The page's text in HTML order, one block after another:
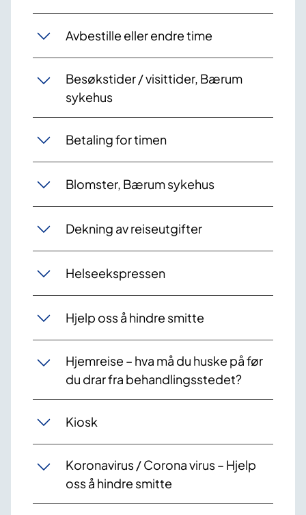
Avbestille eller endre time
Besøkstider / visittider, Bærum
sykehus
Betaling for timen
Blomster, Bærum sykehus
Dekning av reiseutgifter
Helseekspressen
Hjelp oss å hindre smitte
Hjemreise – hva må du huske på før
du drar fra behandlingsstedet?
Kiosk
Koronavirus / Corona virus – Hjelp
oss å hindre smitte